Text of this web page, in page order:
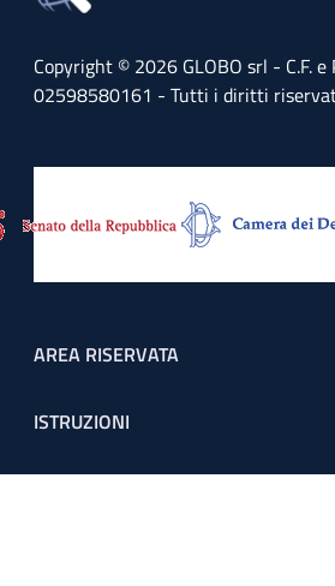
Copyright © 2026 GLOBO srl - C.F.
02598580161 - Tutti i diritti
Footer menu
AREA RISERVATA
ISTRUZIONI